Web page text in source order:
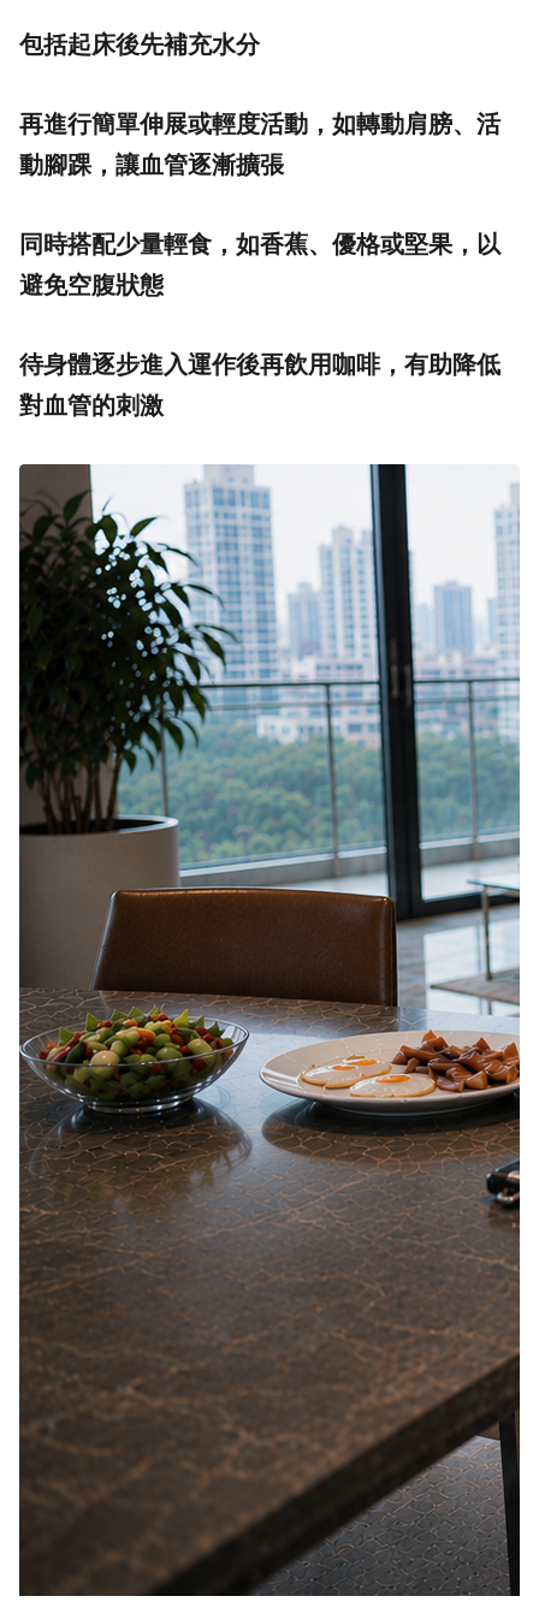
包括起床後先補充水分
再進行簡單伸展或輕度活動，如轉動肩膀、活
動腳踝，讓血管逐漸擴張
同時搭配少量輕食，如香蕉、優格或堅果，以
避免空腹狀態
待身體逐步進入運作後再飲用咖啡，有助降低
對血管的刺激